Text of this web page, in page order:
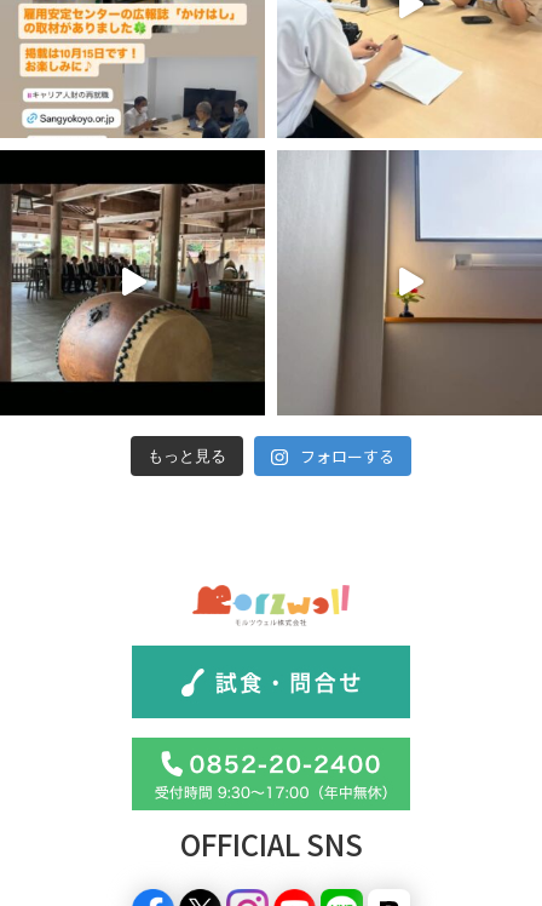
もっと見る フォローする
OFFICIAL SNS